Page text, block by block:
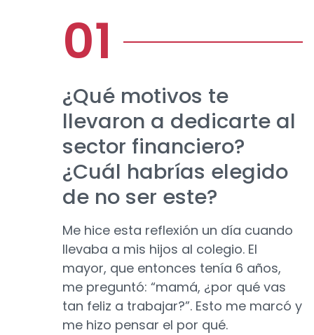
¿Qué motivos te
llevaron a dedicarte al
sector financiero?
¿Cuál habrías elegido
de no ser este?
Me hice esta reflexión un día cuando
llevaba a mis hijos al colegio. El
mayor, que entonces tenía 6 años,
me preguntó: “mamá, ¿por qué vas
tan feliz a trabajar?”. Esto me marcó y
me hizo pensar el por qué.